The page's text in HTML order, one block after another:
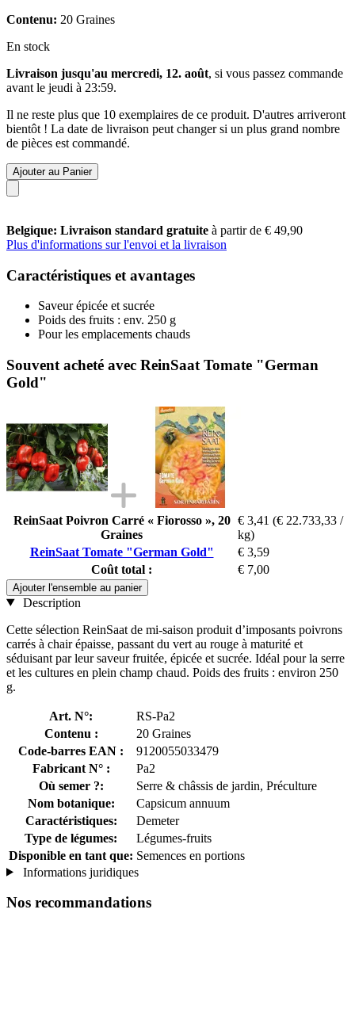
Contenu: 20 Graines
En stock
Livraison jusqu'au mercredi, 12. août, si vous passez commande
avant le jeudi à 23:59.
Il ne reste plus que 10 exemplaires de ce produit. D'autres arriveront
bientôt ! La date de livraison peut changer si un plus grand nombre
de pièces est commandé.
Ajouter au Panier
Belgique: Livraison standard gratuite à partir de € 49,90
Plus d'informations sur l'envoi et la livraison
Caractéristiques et avantages
Saveur épicée et sucrée
Poids des fruits : env. 250 g
Pour les emplacements chauds
Souvent acheté avec ReinSaat Tomate "German
Gold"
ReinSaat Poivron Carré « Fiorosso », 20
Graines
€ 3,41 (€ 22.733,33 /
kg)
ReinSaat Tomate "German Gold"
€ 3,59
Coût total :
€ 7,00
Ajouter l'ensemble au panier
Description
Cette sélection ReinSaat de mi-saison produit d’imposants poivrons
carrés à chair épaisse, passant du vert au rouge à maturité et
séduisant par leur saveur fruitée, épicée et sucrée. Idéal pour la serre
et les cultures en plein champ chaud. Poids des fruits : environ 250
g.
Art. N°:
RS-Pa2
Contenu :
20 Graines
Code-barres EAN :
9120055033479
Fabricant N° :
Pa2
Où semer ?:
Serre & châssis de jardin, Préculture
Nom botanique:
Capsicum annuum
Caractéristiques:
Demeter
Type de légumes:
Légumes-fruits
Disponible en tant que: Semences en portions
Informations juridiques
Nos recommandations